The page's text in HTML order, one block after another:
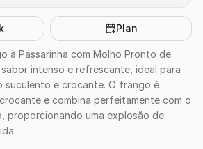
Plan
à Passarinha com Molho Pronto de
intenso e refrescante, ideal para
suculento e crocante. O frango é
e combina perfeitamente com o
proporcionando uma explosão de